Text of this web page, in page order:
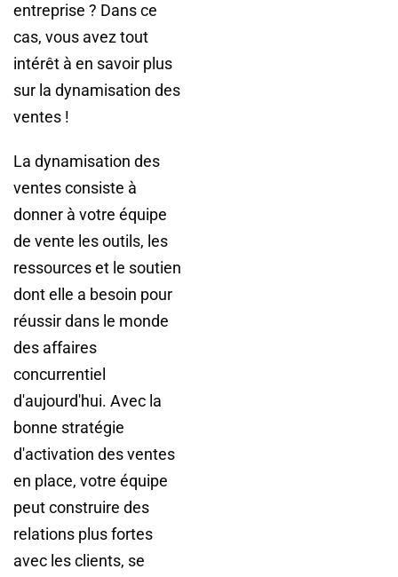
entreprise ? Dans ce
cas, vous avez tout
intérêt à en savoir plus
sur la dynamisation des
ventes !
La dynamisation des
ventes consiste à
donner à votre équipe
de vente les outils, les
ressources et le soutien
dont elle a besoin pour
réussir dans le monde
des affaires
concurrentiel
d'aujourd'hui. Avec la
bonne stratégie
d'activation des ventes
en place, votre équipe
peut construire des
relations plus fortes
avec les clients, se